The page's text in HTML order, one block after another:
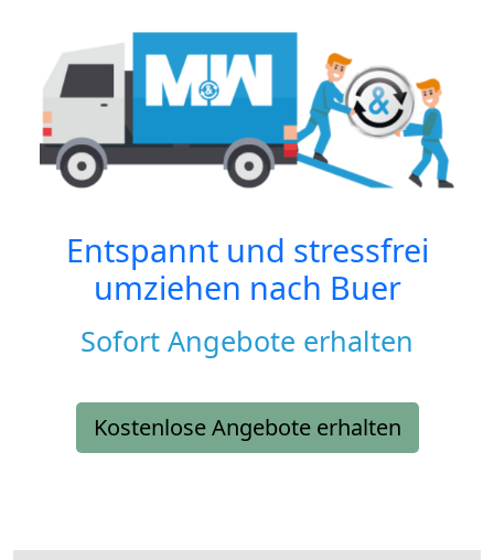
Entspannt und stressfrei
umziehen nach Buer
Sofort Angebote erhalten
Kostenlose Angebote erhalten